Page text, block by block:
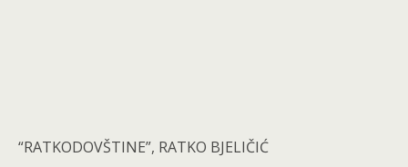
“RATKODOVŠTINE”, RATKO BJELIČIĆ